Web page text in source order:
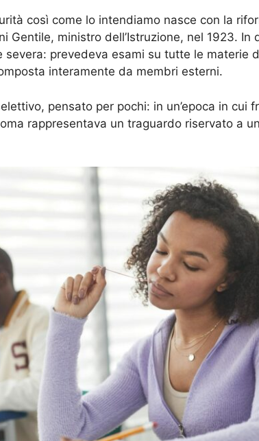
così come lo intendiamo nasce con la
Gentile, ministro dell’Istruzione, nel 1923. In
severa: prevedeva esami su tutte le materie
interamente da membri esterni.
pensato per pochi: in un’epoca in cui
rappresentava un traguardo riservato a